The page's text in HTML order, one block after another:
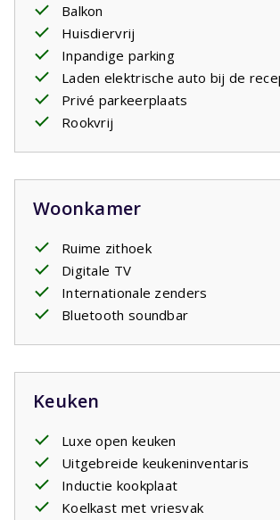
Balkon
Huisdiervrij
Inpandige parking
Laden elektrische auto bij de
Privé parkeerplaats
Rookvrij
Woonkamer
Ruime zithoek
Digitale TV
Internationale zenders
Bluetooth soundbar
Keuken
Luxe open keuken
Uitgebreide keukeninventaris
Inductie kookplaat
Koelkast met vriesvak